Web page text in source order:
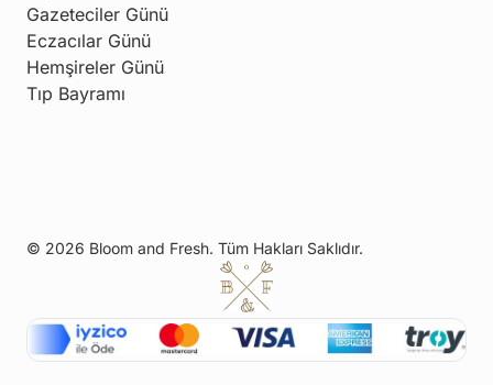
Gazeteciler Günü
Eczacılar Günü
Hemşireler Günü
Tıp Bayramı
© 2026 Bloom and Fresh. Tüm Hakları Saklıdır.